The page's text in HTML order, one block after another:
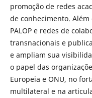
promoção de redes
de conhecimento. Além
PALOP e redes de
transnacionais e
e ampliam sua
o papel das
Europeia e ONU, no
multilateral e na